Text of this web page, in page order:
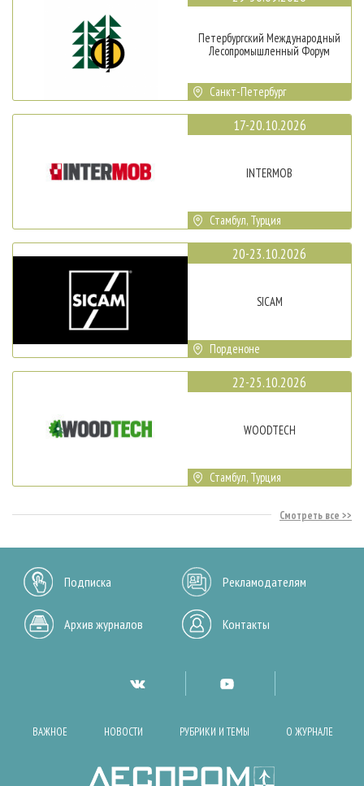
Петербургский Международный
Лесопромышленный Форум
Санкт-Петербург
17-20.10.2026
INTERMOB
Стамбул, Турция
20-23.10.2026
SICAM
Порденоне
22-25.10.2026
WOODTECH
Стамбул, Турция
Смотреть все
Подписка Рекламодателям
Архив журналов Контакты
ВАЖНОЕ НОВОСТИ РУБРИКИ И ТЕМЫ О ЖУРНАЛЕ